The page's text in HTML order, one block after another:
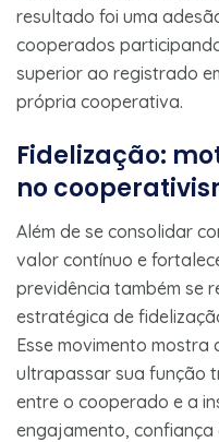
resultado foi uma
cooperados
superior ao registrado
própria cooperativa.
Fidelização:
no
Além de se consolidar
valor contínuo e
previdência também se
estratégica de
Esse movimento
ultrapassar sua função
entre o cooperado e a
engajamento, confiança